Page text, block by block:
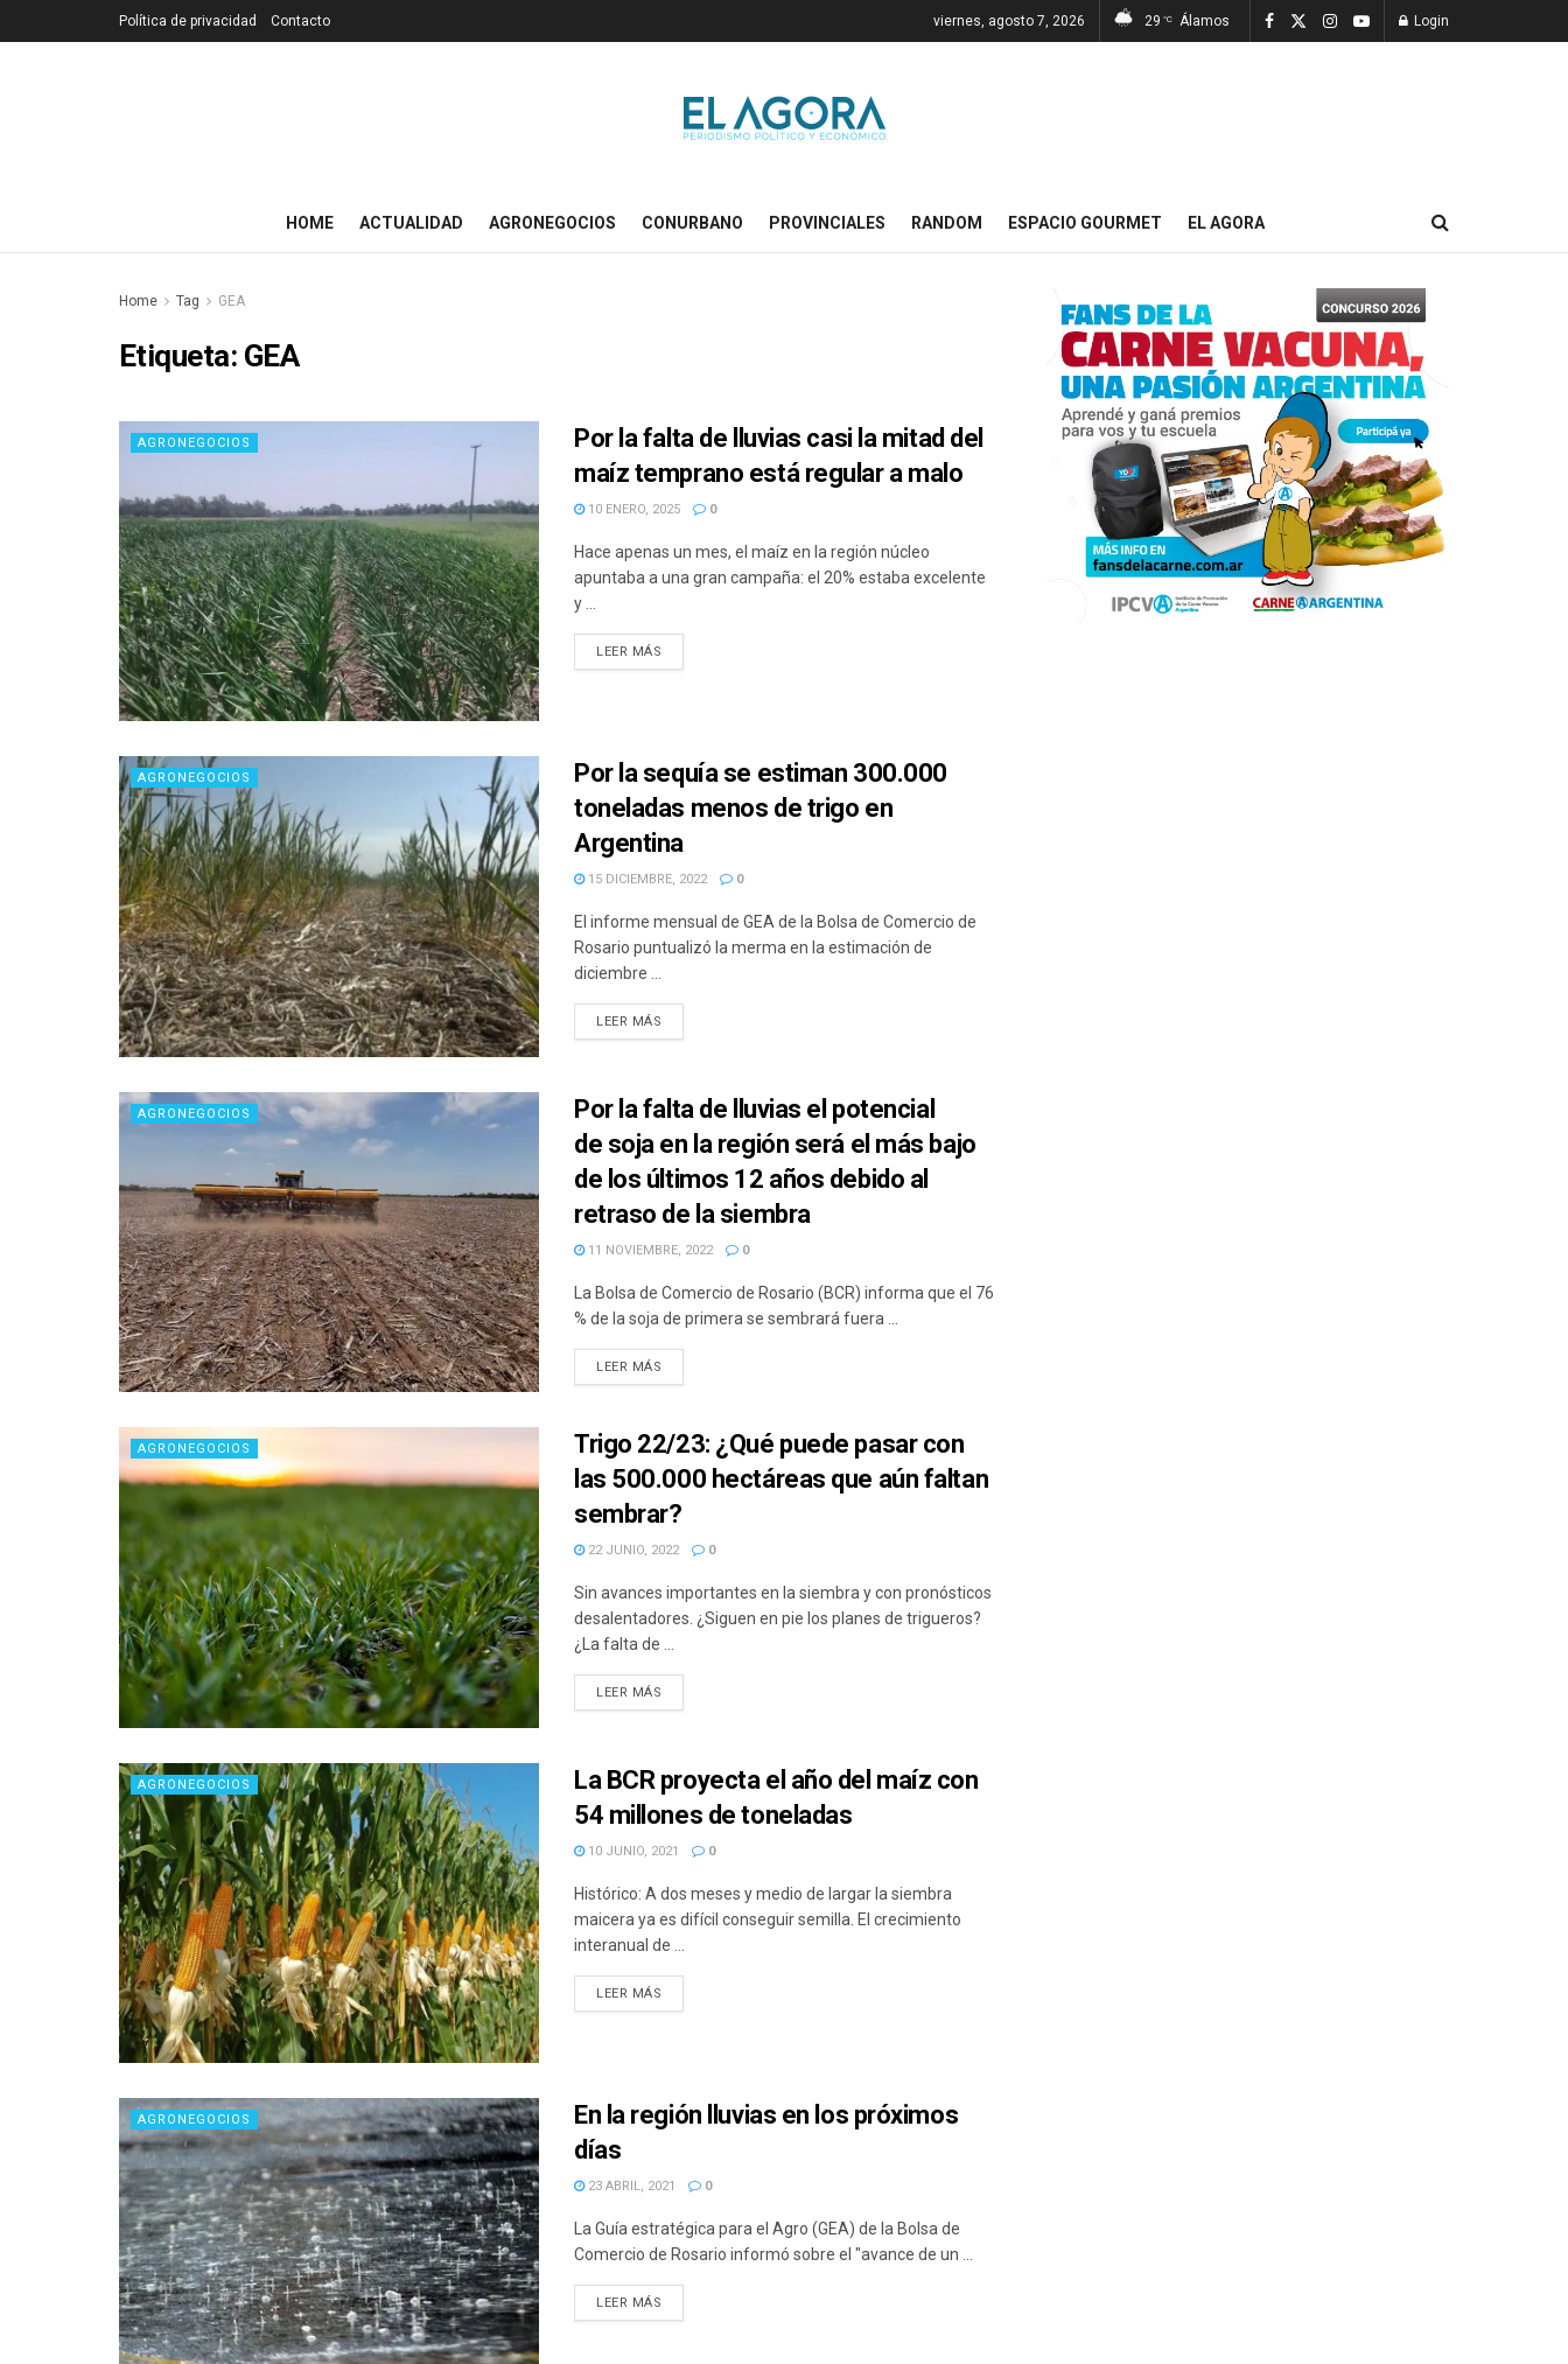
Política de privacidad Contacto viernes, agosto 7, 2026 29 °C Álamos Login
HOME ACTUALIDAD AGRONEGOCIOS CONURBANO PROVINCIALES RANDOM ESPACIO GOURMET EL AGORA
Home Tag GEA
Etiqueta: GEA
AGRONEGOCIOS
Por la falta de lluvias casi la mitad del
maíz temprano está regular a malo
10 ENERO, 2025 0
Hace apenas un mes, el maíz en la región núcleo
apuntaba a una gran campaña: el 20% estaba excelente
y ...
LEER MÁS
AGRONEGOCIOS
Por la sequía se estiman 300.000
toneladas menos de trigo en
Argentina
15 DICIEMBRE, 2022 0
El informe mensual de GEA de la Bolsa de Comercio de
Rosario puntualizó la merma en la estimación de
diciembre ...
LEER MÁS
AGRONEGOCIOS
Por la falta de lluvias el potencial
de soja en la región será el más bajo
de los últimos 12 años debido al
retraso de la siembra
11 NOVIEMBRE, 2022 0
La Bolsa de Comercio de Rosario (BCR) informa que el 76
% de la soja de primera se sembrará fuera ...
LEER MÁS
AGRONEGOCIOS
Trigo 22/23: ¿Qué puede pasar con
las 500.000 hectáreas que aún faltan
sembrar?
22 JUNIO, 2022 0
Sin avances importantes en la siembra y con pronósticos
desalentadores. ¿Siguen en pie los planes de trigueros?
¿La falta de ...
LEER MÁS
AGRONEGOCIOS
La BCR proyecta el año del maíz con
54 millones de toneladas
10 JUNIO, 2021 0
Histórico: A dos meses y medio de largar la siembra
maicera ya es difícil conseguir semilla. El crecimiento
interanual de ...
LEER MÁS
AGRONEGOCIOS
En la región lluvias en los próximos
días
23 ABRIL, 2021 0
La Guía estratégica para el Agro (GEA) de la Bolsa de
Comercio de Rosario informó sobre el "avance de un ...
LEER MÁS